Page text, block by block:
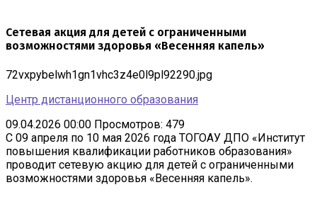
Cетевая акция для детей с ограниченными
возможностями здоровья «Весенняя капель»
72vxpybelwh1gn1vhc3z4e0l9pl92290.jpg
Центр дистанционного образования
09.04.2026 00:00 Просмотров: 479
С 09 апреля по 10 мая 2026 года ТОГОАУ ДПО «Институт
повышения квалификации работников образования»
проводит сетевую акцию для детей с ограниченными
возможностями здоровья «Весенняя капель».